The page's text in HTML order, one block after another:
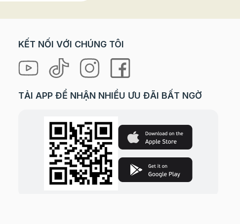
biệt,
KẾT NỐI VỚI CHÚNG TÔI
TẢI APP ĐỂ NHẬN NHIỀU ƯU ĐÃI BẤT NGỜ